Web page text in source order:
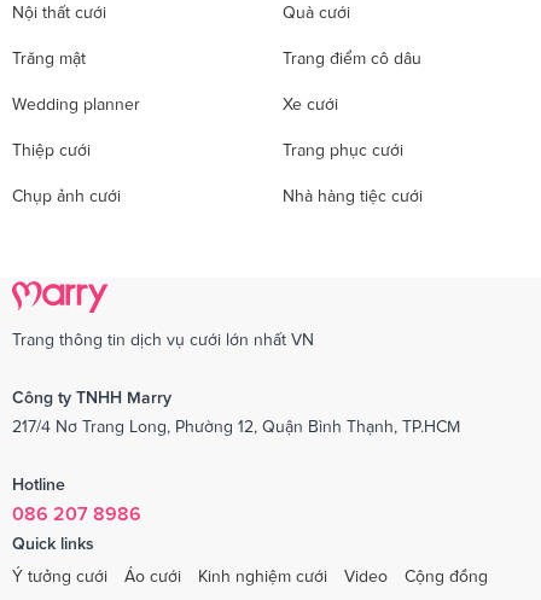
Nội thất cưới Quà cưới
Trăng mật Trang điểm cô dâu
Wedding planner Xe cưới
Thiệp cưới Trang phục cưới
Chụp ảnh cưới Nhà hàng tiệc cưới
Trang thông tin dịch vụ cưới lớn nhất VN
Công ty TNHH Marry
217/4 Nơ Trang Long, Phường 12, Quận Bình Thạnh, TP.HCM
Hotline
086 207 8986
Quick links
Ý tưởng cưới
Áo cưới Kinh nghiệm cưới Video Cộng đồng